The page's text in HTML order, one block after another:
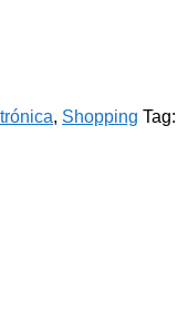
, Shopping Tag: